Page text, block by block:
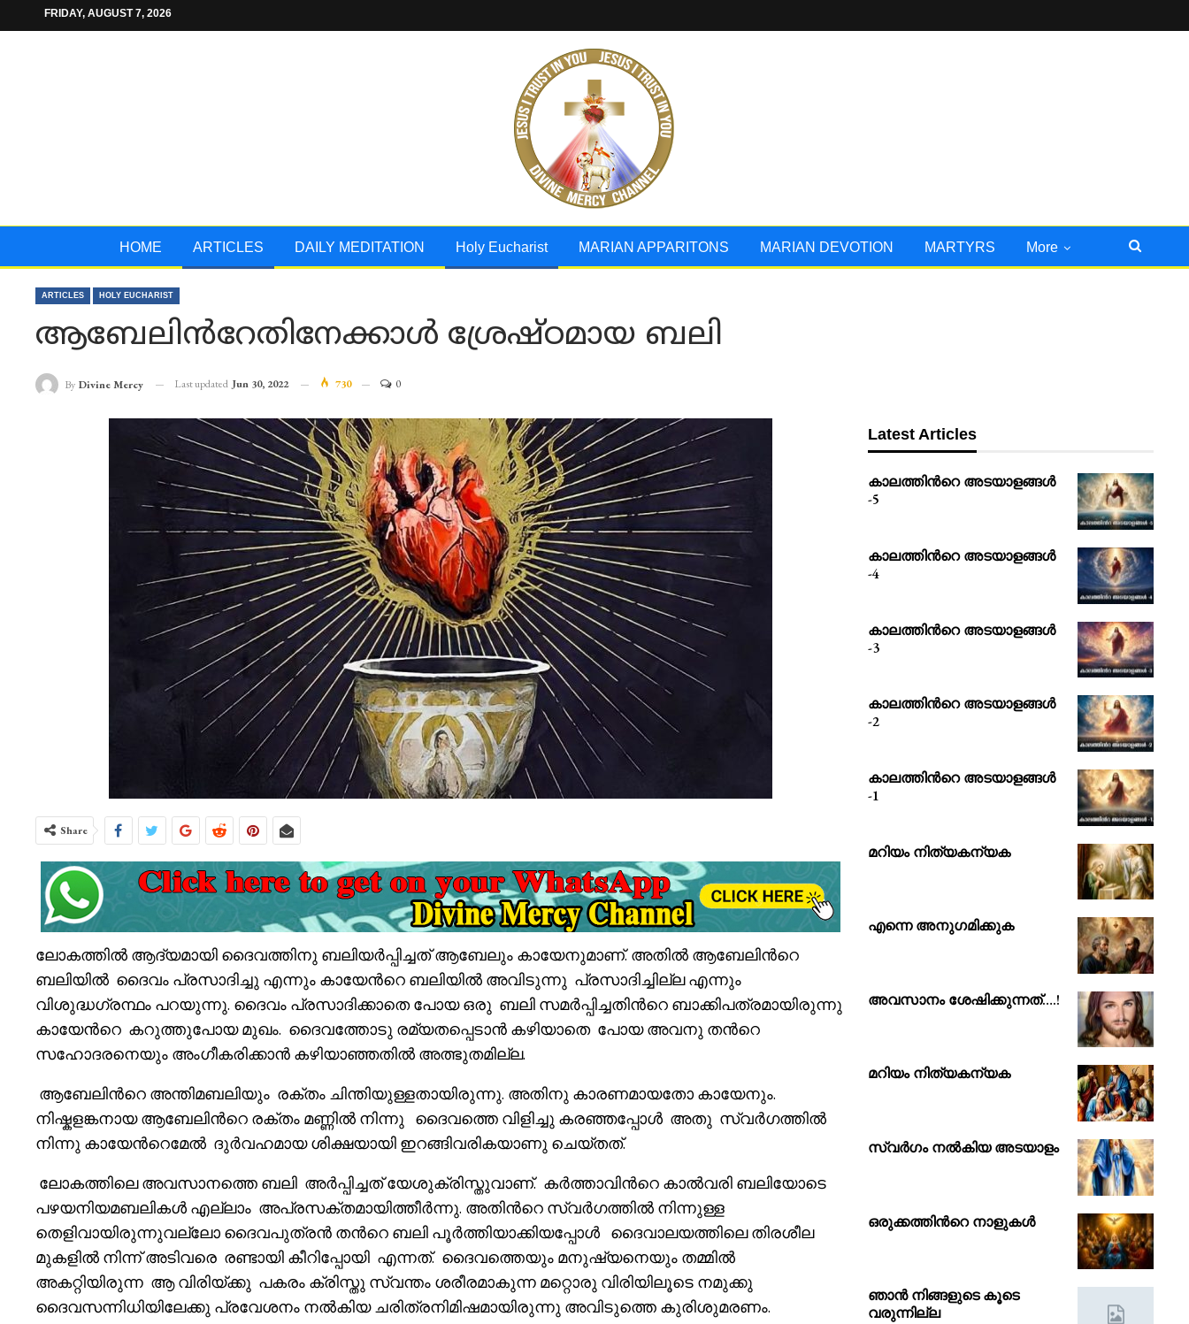
FRIDAY, AUGUST 7, 2026
HOME ARTICLES DAILY MEDITATION Holy Eucharist MARIAN APPARITONS MARIAN DEVOTION MARTYRS More
ARTICLES HOLY EUCHARIST
ആബേലിൻറേതിനേക്കാൾ ശ്രേഷ്ഠമായ ബലി
By Divine Mercy Last updated Jun 30, 2022 730 0
Share
ലോകത്തിൽ ആദ്യമായി ദൈവത്തിനു ബലിയർപ്പിച്ചത് ആബേലും കായേനുമാണ്. അതിൽ ആബേലിൻറെ
ബലിയിൽ ദൈവം പ്രസാദിച്ചു എന്നും കായേൻറെ ബലിയിൽ അവിടുന്നു പ്രസാദിച്ചില്ല എന്നും
വിശുദ്ധഗ്രന്ഥം പറയുന്നു. ദൈവം പ്രസാദിക്കാതെ പോയ ഒരു ബലി സമർപ്പിച്ചതിൻറെ ബാക്കിപത്രമായിരുന്നു
കായേൻറെ കറുത്തുപോയ മുഖം. ദൈവത്തോടു രമ്യതപ്പെടാൻ കഴിയാതെ പോയ അവനു തൻറെ
സഹോദരനെയും അംഗീകരിക്കാൻ കഴിയാഞ്ഞതിൽ അത്ഭുതമില്ല.
ആബേലിൻറെ അന്തിമബലിയും രക്തം ചിന്തിയുള്ളതായിരുന്നു. അതിനു കാരണമായതോ കായേനും.
നിഷ്കളങ്കനായ ആബേലിൻറെ രക്തം മണ്ണിൽ നിന്നു ദൈവത്തെ വിളിച്ചു കരഞ്ഞപ്പോൾ അതു സ്വർഗത്തിൽ
നിന്നു കായേൻറെമേൽ ദുർവഹമായ ശിക്ഷയായി ഇറങ്ങിവരികയാണു ചെയ്തത്.
ലോകത്തിലെ അവസാനത്തെ ബലി അർപ്പിച്ചത് യേശുക്രിസ്തുവാണ്. കർത്താവിൻറെ കാൽവരി ബലിയോടെ
പഴയനിയമബലികൾ എല്ലാം അപ്രസക്തമായിത്തീർന്നു. അതിൻറെ സ്വർഗത്തിൽ നിന്നുള്ള
തെളിവായിരുന്നുവല്ലോ ദൈവപുത്രൻ തൻറെ ബലി പൂർത്തിയാക്കിയപ്പോൾ ദൈവാലയത്തിലെ തിരശീല
മുകളിൽ നിന്ന് അടിവരെ രണ്ടായി കീറിപ്പോയി എന്നത്. ദൈവത്തെയും മനുഷ്യനെയും തമ്മിൽ
അകറ്റിയിരുന്ന ആ വിരിയ്ക്കു പകരം ക്രിസ്തു സ്വന്തം ശരീരമാകുന്ന മറ്റൊരു വിരിയിലൂടെ നമുക്കു
ദൈവസന്നിധിയിലേക്കു പ്രവേശനം നൽകിയ ചരിത്രനിമിഷമായിരുന്നു അവിടുത്തെ കുരിശുമരണം.
Latest Articles
കാലത്തിൻറെ അടയാളങ്ങൾ
-5
കാലത്തിൻറെ അടയാളങ്ങൾ
-4
കാലത്തിൻറെ അടയാളങ്ങൾ
-3
കാലത്തിൻറെ അടയാളങ്ങൾ
-2
കാലത്തിൻറെ അടയാളങ്ങൾ
-1
മറിയം നിത്യകന്യക
എന്നെ അനുഗമിക്കുക
അവസാനം ശേഷിക്കുന്നത്….!
മറിയം നിത്യകന്യക
സ്വർഗം നൽകിയ അടയാളം
ഒരുക്കത്തിൻറെ നാളുകൾ
ഞാൻ നിങ്ങളുടെ കൂടെ
വരുന്നില്ല